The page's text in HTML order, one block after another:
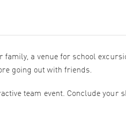
family, a venue for school
going out with friends.
team event. Conclude your